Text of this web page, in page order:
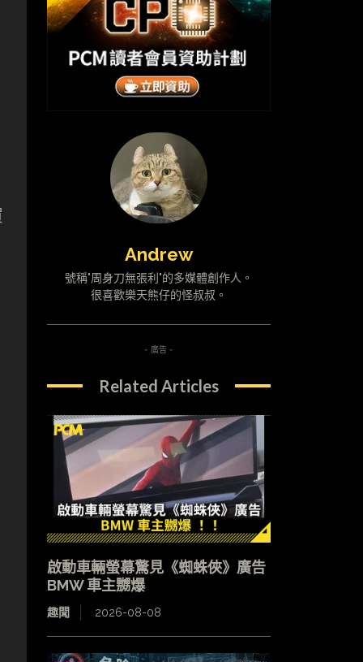
Andrew
號稱"周身刀無張利"的多媒體創作人。
很喜歡樂天熊仔的怪叔叔。
- 廣告 -
Related Articles
啟動車輛螢幕驚見《蜘蛛俠》廣告
BMW 車主嬲爆
趣聞 2026-08-08